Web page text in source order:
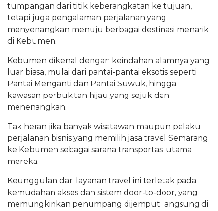
tumpangan dari titik keberangkatan ke tujuan,
tetapi juga pengalaman perjalanan yang
menyenangkan menuju berbagai destinasi menarik
di Kebumen.
Kebumen dikenal dengan keindahan alamnya yang
luar biasa, mulai dari pantai-pantai eksotis seperti
Pantai Menganti dan Pantai Suwuk, hingga
kawasan perbukitan hijau yang sejuk dan
menenangkan.
Tak heran jika banyak wisatawan maupun pelaku
perjalanan bisnis yang memilih jasa travel Semarang
ke Kebumen sebagai sarana transportasi utama
mereka.
Keunggulan dari layanan travel ini terletak pada
kemudahan akses dan sistem door-to-door, yang
memungkinkan penumpang dijemput langsung di